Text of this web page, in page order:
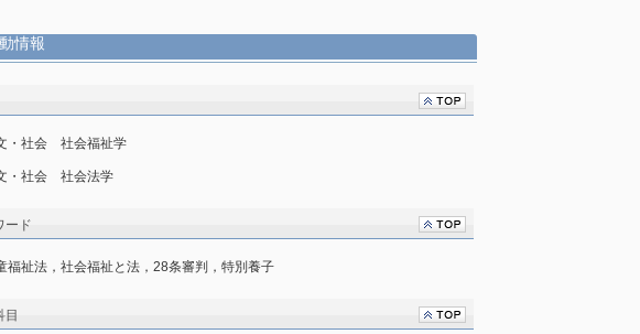
情報
・社会 社会福祉学
・社会 社会法学
ード
福祉法，社会福祉と法，28条審判，特別養子
目